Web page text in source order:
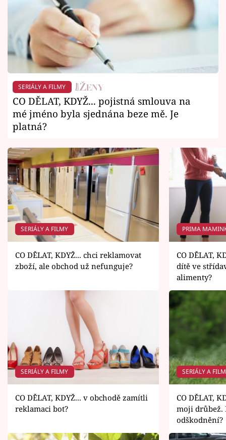
SERIÁLY A FILMY
CO DĚLAT, KDYŽ... pojistná smlouva na
mé jméno byla sjednána beze mě. Je
platná?
SERIÁLY A FILMY
CO DĚLAT, KDYŽ... chci reklamovat
zboží, ale obchod už nefunguje?
PRIMA
CO DĚLAT,
dítě ve
alimenty?
SERIÁLY A FILMY
CO DĚLAT, KDYŽ... v obchodě zamítli
reklamaci bot?
SERIÁLY A
CO DĚLAT,
moji drůbež.
odškodnění?